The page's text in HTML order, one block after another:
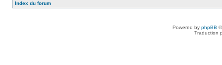
Index du forum
Powered by phpBB
Traduction